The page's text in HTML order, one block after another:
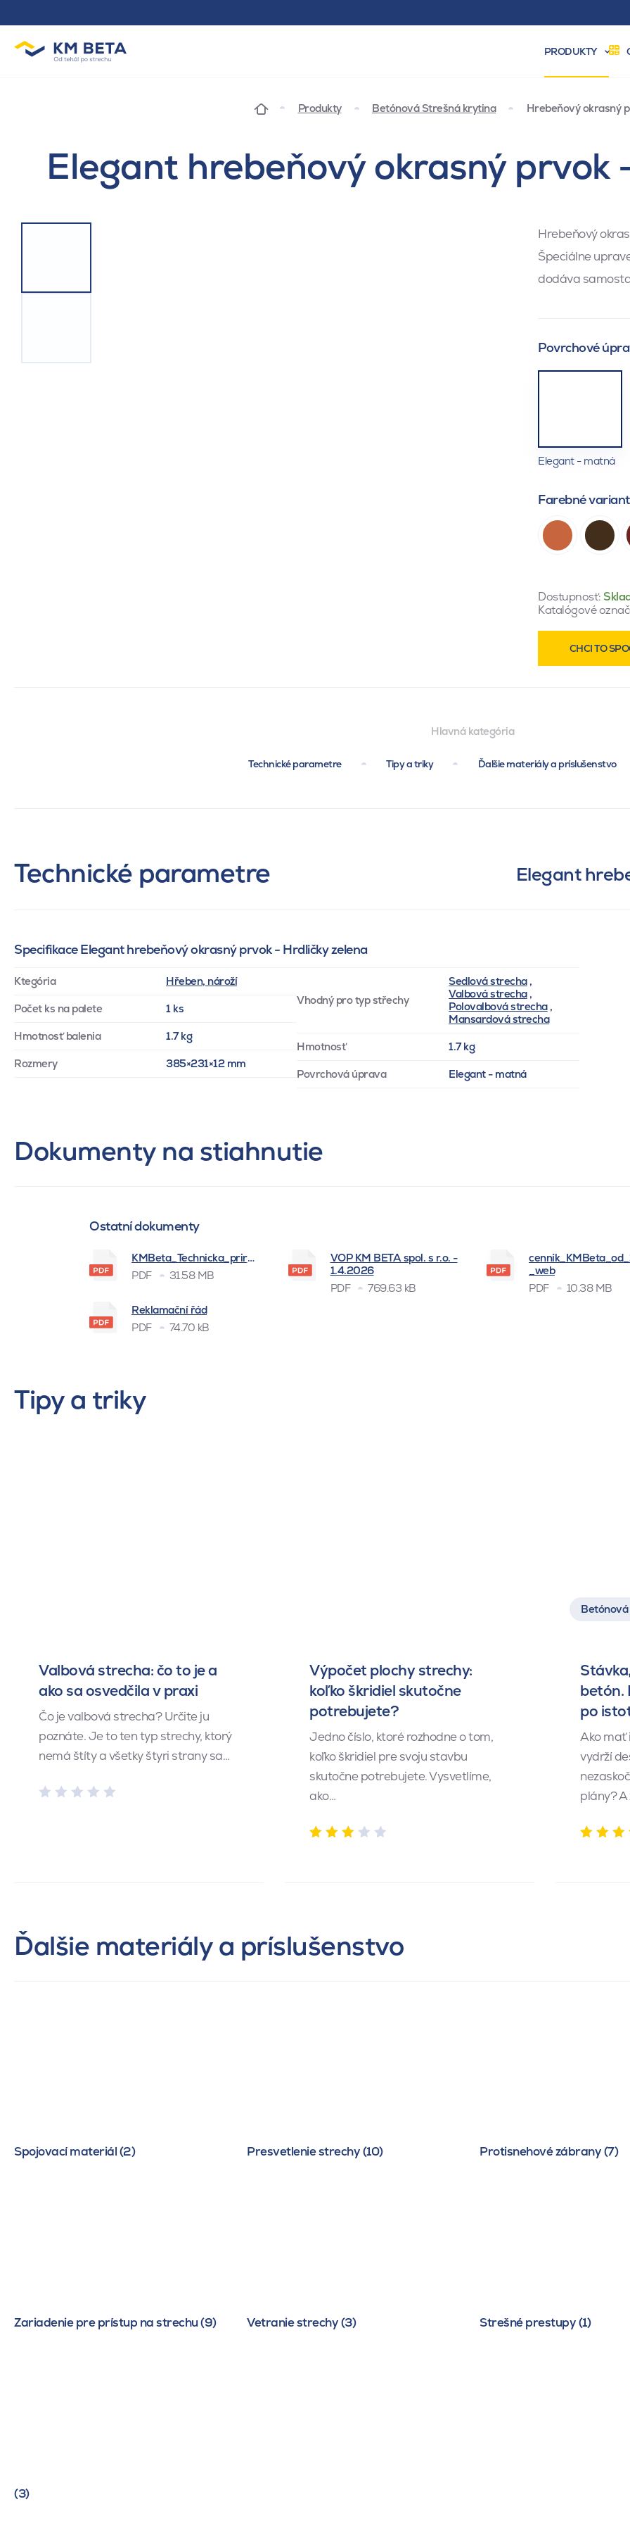
PRODUKTY
Produkty Betónová Strešná krytina Hrebeňový okrasný
Elegant hrebeňový okrasný prvok
Hrebeňový
Špeciálne
dodáva
Povrchové
Elegant - matná
Farebné
Dostupnosť:
Katalógové
CHCI TO
Hlavná kategória
Technické parametre Tipy a triky Ďalšie materiály a príslušenstvo
Technické parametre Elegant
Specifikace Elegant hrebeňový okrasný prvok - Hrdličky zelena
Ktegória Hřeben, nároží
Počet ks na palete 1 ks
Hmotnosť balenia 1.7 kg
Rozmery 385×231×12 mm
Vhodný pro typ střechy
Sedlová strecha,
Valbová strecha,
Polovalbová strecha,
Mansardová strecha
Hmotnosť 1.7 kg
Povrchová úprava Elegant - matná
Dokumenty na stiahnutie
Ostatní dokumenty
KMBeta_Technicka_prirucka_BSK_
PDF
31.58 MB
VOP KM BETA spol. s r.o. -
1.4.2026
PDF
769.63 kB
_web
PDF
10.38 MB
Reklamační řád
PDF
74.70 kB
Tipy a triky
Valbová strecha: čo to je a
ako sa osvedčila v praxi
Čo je valbová strecha? Určite ju
poznáte. Je to ten typ strechy, ktorý
nemá štíty a všetky štyri strany sa…
Výpočet plochy strechy:
koľko škridiel skutočne
potrebujete?
Jedno číslo, ktoré rozhodne o tom,
koľko škridiel pre svoju stavbu
skutočne potrebujete. Vysvetlíme,
ako…
betón.
po
Ako mať
vydrží
plány? A
Ďalšie materiály a príslušenstvo
Spojovací materiál (2) Presvetlenie strechy (10) Protisnehové zábrany (7)
Zariadenie pre prístup na strechu (9) Vetranie strechy (3) Strešné prestupy (1)
(3)